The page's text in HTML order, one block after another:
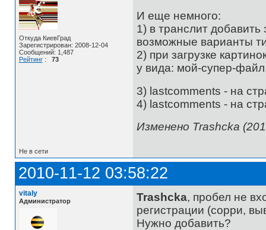
Откуда КиевГрад
Зарегистрирован: 2008-12-04
Сообщений: 1,487
Рейтинг: 73
И еще немного:
1) в транслит
возможные варианты
2) при загрузке
у вида: мой-супер-
3) lastcomments - на
4) lastcomments - на
Изменено Trashcka
Не в сети
2010-11-12 03:58:22
vitaly
Администратор Trashcka, пробел не
регистрации (сорри,
Нужно добавить?